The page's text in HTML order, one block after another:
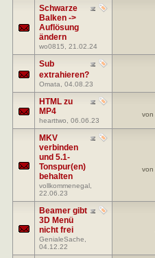
Schwarze
Balken ->
Auflösung
ändern
wo0815 , 21.02.24
Sub
extrahieren?
Omata , 04.08.23
HTML zu
MP4
hearttwo , 06.06.23
von
MKV
verbinden
und 5.1-
Tonspur(en)
behalten
vollkommenegal
22.06.23
von
Beamer gibt
3D Menü
nicht frei
GenialeSache
04.12.22